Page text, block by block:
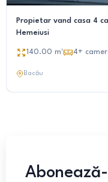
Propietar vand casa 4
Hemeiusi
140.00 m² 4+
Bacău